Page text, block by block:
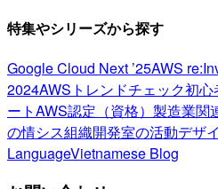
特集やシリーズから探す
Google Cloud Next ’25AWS
2024AWSトレンドチェック初心
ートAWS認定（資格） 製造業関
の情シス組織開発室の活動デザ
LanguageVietnamese Blog